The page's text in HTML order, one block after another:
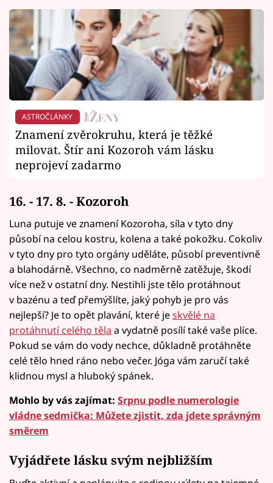
ASTROČLÁNKY
Znamení zvěrokruhu, která je těžké
milovat. Štír ani Kozoroh vám lásku
neprojeví zadarmo
16. - 17. 8. - Kozoroh
Luna putuje ve znamení Kozoroha, síla v tyto dny
působí na celou kostru, kolena a také pokožku. Cokoliv
v tyto dny pro tyto orgány uděláte, působí preventivně
a blahodárně. Všechno, co nadměrně zatěžuje, škodí
více než v ostatní dny. Nestihli jste tělo protáhnout
v bazénu a teď přemýšlíte, jaký pohyb je pro vás
nejlepší? Je to opět plavání, které jeskvělé na
protáhnutí celého těla a vydatně posílí také vaše plíce.
Pokud se vám do vody nechce, důkladně protáhněte
celé tělo hned ráno nebo večer. Jóga vám zaručí také
klidnou mysl a hluboký spánek.
Mohlo by vás zajímat: Srpnu podle numerologie
vládne sedmička: Můžete zjistit, zda jdete správným
směrem
Vyjádřete lásku svým nejbližším